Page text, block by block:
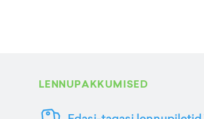
LENNUPAKKUMISED